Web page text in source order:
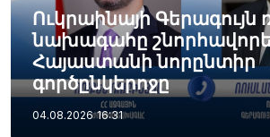
Ուկրաինայի Գերագույն
նախագահը
Հայաստանի նորընտիր
գործընկերոջը
04.08.2026 16:31